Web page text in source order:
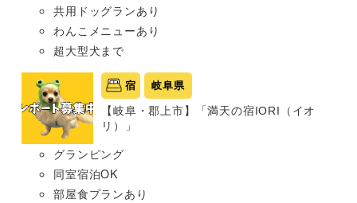
共用ドッグランあり
わんこメニューあり
超大型犬まで
宿 岐阜県
【岐阜・郡上市】「満天の宿IORI（イオ
リ）」
グランピング
同室宿泊OK
部屋食プランあり